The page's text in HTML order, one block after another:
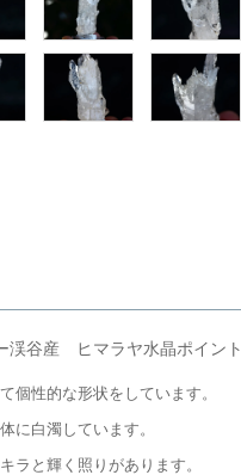
渓谷産 ヒマラヤ水晶ポイント
個性的な形状をしています。
に白濁しています。
ラと輝く照りがあります。